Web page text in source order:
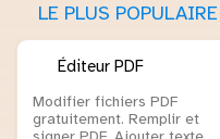
LE PLUS POPULAIRE
Éditeur PDF
Modifier fichiers PDF
gratuitement. Remplir et